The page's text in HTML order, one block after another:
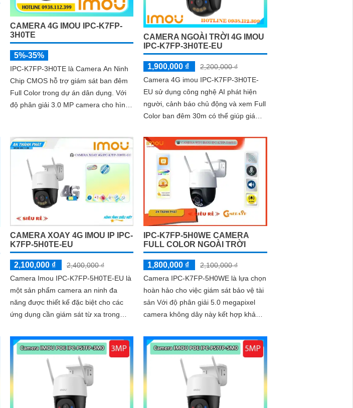
CAMERA 4G IMOU IPC-K7FP-
3H0TE
5%-35%
IPC-K7FP-3H0TE là Camera An Ninh
Chip CMOS hỗ trợ giám sát ban đêm
Full Color trong dự án dân dụng. Với
độ phân giải 3.0 MP camera cho hình
CAMERA NGOÀI TRỜI 4G IMOU
IPC-K7FP-3H0TE-EU
1,900,000 ₫
2,200,000 ₫
Camera 4G imou IPC-K7FP-3H0TE-
EU sử dụng công nghệ AI phát hiện
người, cảnh báo chủ động và xem Full
Color ban đêm 30m có thể giúp giám
ninh cho công trình xây dựng, đặc biệt
là trong những khu vực mà việc đi lại
khó khăn hoặc không có sẵn kết nối
mạng ổn định. Camera IPC-K7FP-
3H0TE-EU sử dụng công nghệ nhận
diện người và động vật, kết hợp Wifi
không dây
CAMERA XOAY 4G IMOU IP IPC-
K7FP-5H0TE-EU
2,100,000 ₫
2,400,000 ₫
Camera Imou IPC-K7FP-5H0TE-EU là
một sản phẩm camera an ninh đa
năng được thiết kế đặc biệt cho các
ứng dụng cần giám sát từ xa trong
Imou IPC-K7FP-5H0TE-EU hỗ trợ
công nghệ hồng ngoại với khả năng
nhìn đêm lên đến 30 mét.
IPC-K7FP-5H0WE CAMERA
FULL COLOR NGOÀI TRỜI
1,800,000 ₫
2,100,000 ₫
Camera IPC-K7FP-5H0WE là lựa chọn
hoàn hảo cho việc giám sát bảo vệ tài
sản Với độ phân giải 5.0 megapixel
camera không dây này kết hợp khả
minh và phát hiện hình dáng người